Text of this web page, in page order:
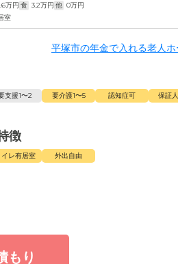
万円 食 3.2万円 他 0万円
室
平塚市の年金で入れる老人
支援1〜2 要介護1〜5 認知症可 保証
徴
イレ有居室 外出自由
もり